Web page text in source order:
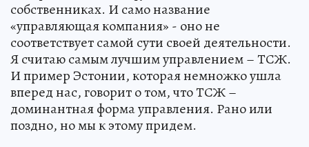
собственниках. И само название
«управляющая компания» - оно не
соответствует самой сути своей деятельности.
Я считаю самым лучшим управлением – ТСЖ.
И пример Эстонии, которая немножко ушла
вперед нас, говорит о том, что ТСЖ –
доминантная форма управления. Рано или
поздно, но мы к этому придем.